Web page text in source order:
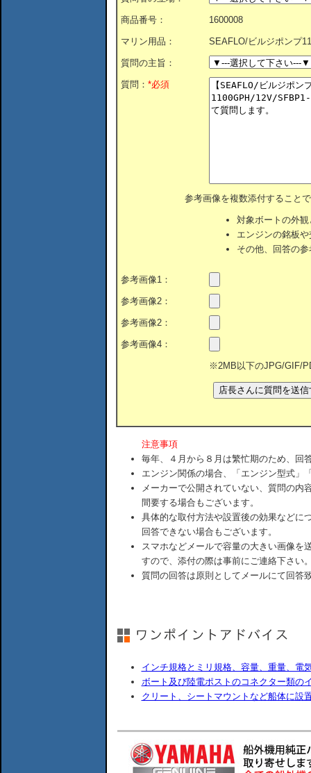
商品番号： 1600008
マリン用品： SEAFLO/ビルジポンプ
質問の主旨：
質問： *必須
参考画像を複数添付すること
対象ボートの外
エンジンの銘板
その他、回答の
参考画像1：
参考画像2：
参考画像2：
参考画像4：
※2MB以下のJPG/GIF/
注意事項
毎年、４月から８月は繁忙期のため、回
エンジン関係の場合、「エンジン型式」
メーカーで公開されていない、質問の内
間要する場合もございます。
具体的な取付方法や設置後の効果などに
回答できない場合もございます。
スマホなどメールで容量の大きい画像を
すので、添付の際は事前にご連絡下さい
質問の回答は原則としてメールにて回答
インチ規格とミリ規格、容量、重量、電
ボート及び陸電ポストのコネクター類の
クリート、シートマウントなど船体に設